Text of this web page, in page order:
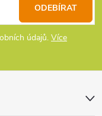
údajů. Více
ODEBÍRAT